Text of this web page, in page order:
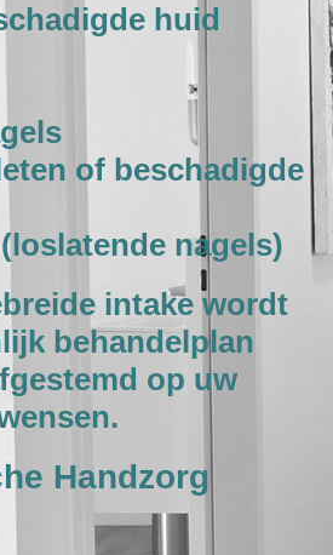
huid
of beschadigde
nagels)
intake wordt
behandelplan
op uw
Handzorg